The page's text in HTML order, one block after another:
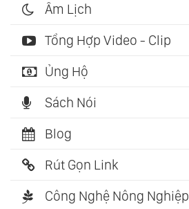
Âm Lịch
Tổng Hợp Video - Clip
Ủng Hộ
Sách Nói
Blog
Rút Gọn Link
Công Nghệ Nông Nghiệp